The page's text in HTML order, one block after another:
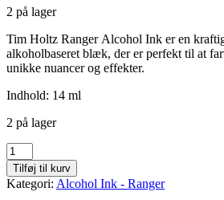
2 på lager
Tim Holtz Ranger Alcohol Ink er en
alkoholbaseret blæk, der er perfekt til at
unikke nuancer og effekter.
Indhold: 14 ml
2 på lager
Willow
-
443
antal
Tilføj til kurv
Kategori: Alcohol Ink - Ranger